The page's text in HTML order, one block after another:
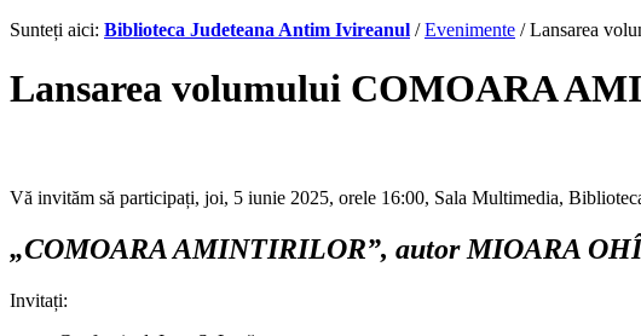
Sunteți aici: Biblioteca Judeteana Antim Ivireanul / Evenimente / Lansarea
Lansarea volumului COMOARA
Vă invităm să participați, joi, 5 iunie 2025, orele 16:00, Sala Multimedia,
„COMOARA AMINTIRILOR”, autor MIOARA
Invitați: